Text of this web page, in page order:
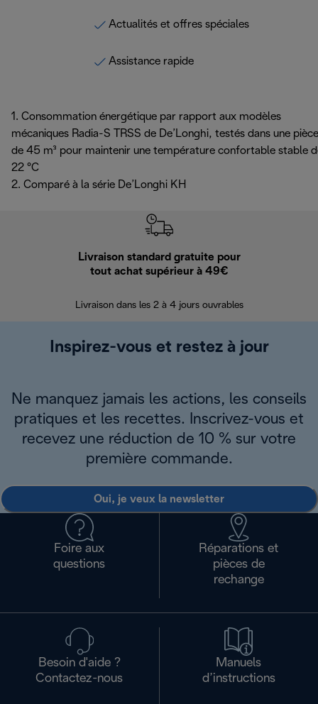
Actualités et offres spéciales
Assistance rapide
1. Consommation énergétique par rapport aux modèles
mécaniques Radia-S TRSS de De’Longhi, testés dans une pièce
de 45 m³ pour maintenir une température confortable stable
22 °C
2. Comparé à la série De’Longhi KH
Livraison standard gratuite pour
tout achat supérieur à 49€
Livraison dans les 2 à 4 jours ouvrables
Inspirez-vous et restez à jour
Ne manquez jamais les actions, les conseils
pratiques et les recettes. Inscrivez-vous et
recevez une réduction de 10 % sur votre
première commande.
Oui, je veux la newsletter
Foire aux
questions
Réparations et
pièces de
rechange
Besoin d'aide ?
Contactez-nous
Manuels
d’instructions